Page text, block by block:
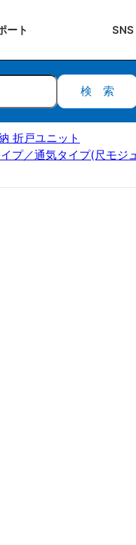
ート SNS
検索
折戸ユニット
／通気タイプ(尺モ